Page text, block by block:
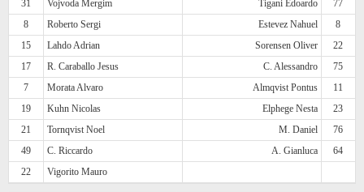
31
Vojvoda Mergim Tigani Edoardo
77
8
Roberto Sergi Estevez Nahuel
8
15
Lahdo Adrian Sorensen Oliver
22
17
R. Caraballo Jesus C. Alessandro
75
7
Morata Alvaro Almqvist Pontus
11
19
Kuhn Nicolas Elphege Nesta
23
21
Tornqvist Noel M. Daniel
76
49
C. Riccardo A. Gianluca
64
22
Vigorito Mauro